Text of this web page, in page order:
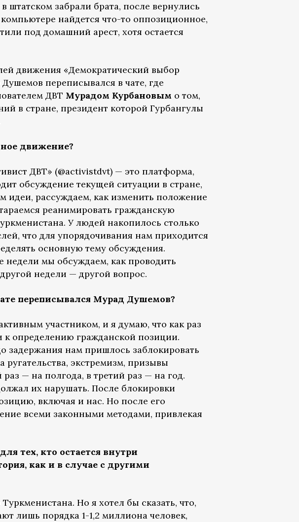
штатском забрали брата, после вернулись
найдется что-то оппозиционное,
под домашний арест, хотя остается
движения «Демократический выбор
переписывался в чате, где
ДВТ Мурадом Курбановым о том,
в стране, президент которой Гурбангулы
движение?
ДВТ» (@aсtivistdvt) — это платформа,
обсуждение текущей ситуации в стране,
идеи, рассуждаем, как изменить положение
реанимировать гражданскую
У людей накопилось столько
что для упорядочивания нам приходится
основную тему обсуждения.
недели мы обсуждаем, как проводить
недели — другой вопрос.
переписывался Мурад Душемов?
участником, и я думаю, что как раз
к определению гражданской позиции.
задержания нам пришлось заблокировать
ругательства, экстремизм, призывы
— на полгода, в третий раз — на год.
их нарушать. После блокировки
включая и нас. Но после его
всеми законными методами, привлекая
тех, кто остается внутри
как и в случае с другими
Но я хотел бы сказать, что,
лишь порядка 1-1,2 миллиона человек,